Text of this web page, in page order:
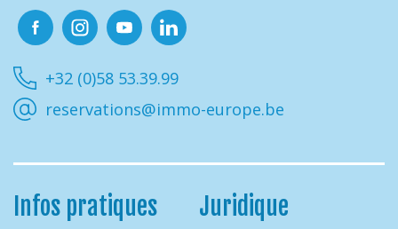
+32 (0)58 53.39.99
reservations@immo-europe.be
Infos pratiques Juridique